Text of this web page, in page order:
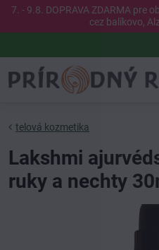
7. - 9.8. DOPRAVA ZDARMA pre
cez balíkovo,
telová kozmetika
Lakshmi
ruky a nechty